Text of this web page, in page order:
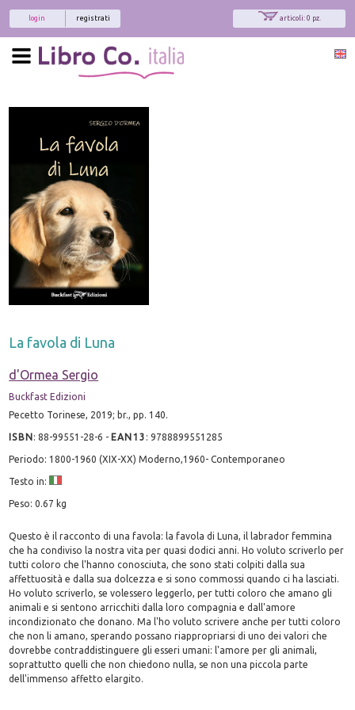
articoli: 0 pz.
registrati
login
La favola di Luna
d'Ormea Sergio
Buckfast Edizioni
Pecetto Torinese, 2019; br., pp. 140.
ISBN:88-99551-28-6 - EAN13 :9788899551285
Periodo: 1800-1960 (XIX-XX) Moderno,1960- Contemporaneo
Testo in:
Peso: 0.67 kg
Questo è il racconto di una favola: la favola di Luna, il labrador femmina
che ha condiviso la nostra vita per quasi dodici anni. Ho voluto scriverlo per
tutti coloro che l'hanno conosciuta, che sono stati colpiti dalla sua
affettuosità e dalla sua dolcezza e si sono commossi quando ci ha lasciati.
Ho voluto scriverlo, se volessero leggerlo, per tutti coloro che amano gli
animali e si sentono arricchiti dalla loro compagnia e dall'amore
incondizionato che donano. Ma l'ho voluto scrivere anche per tutti coloro
che non li amano, sperando possano riappropriarsi di uno dei valori che
dovrebbe contraddistinguere gli esseri umani: l'amore per gli animali,
soprattutto quelli che non chiedono nulla, se non una piccola parte
dell'immenso affetto elargito.